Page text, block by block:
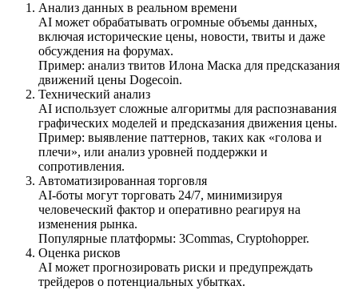
Анализ данных в реальном времени
AI может обрабатывать огромные объемы данных,
включая исторические цены, новости, твиты и даже
обсуждения на форумах.
Пример: анализ твитов Илона Маска для предсказания
движений цены Dogecoin.
Технический анализ
AI использует сложные алгоритмы для распознавания
графических моделей и предсказания движения цены.
Пример: выявление паттернов, таких как «голова и
плечи», или анализ уровней поддержки и
сопротивления.
Автоматизированная торговля
AI-боты могут торговать 24/7, минимизируя
человеческий фактор и оперативно реагируя на
изменения рынка.
Популярные платформы: 3Commas, Cryptohopper.
Оценка рисков
AI может прогнозировать риски и предупреждать
трейдеров о потенциальных убытках.